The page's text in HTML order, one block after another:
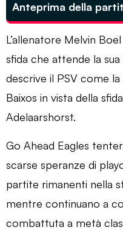
Anteprima della
L’allenatore Melvin
sfida che attende la
descrive il PSV come
Baixos in vista della
Adelaarshorst.
Go Ahead Eagles
scarse speranze di
partite rimanenti nella
mentre continuano a
combattuta a metà